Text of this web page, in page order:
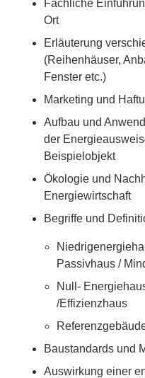
Fachliche
Ort
Erläuterung
(Reihenhäuser,
Fenster etc.)
Marketing und
Aufbau und
der
Beispielobjekt
Ökologie und
Energiewirtschaft
Begriffe und
Passivhaus /
Null-
/Effizienzhaus
Baustandards und
Auswirkung einer